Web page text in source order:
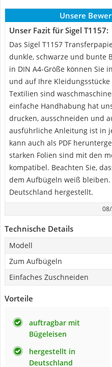
Unsere
Unser Fazit für Sigel T1157:
Das Sigel T1157
dunkle, schwarze und bunte
in DIN A4-Größe können Sie
und auf Ihre
Textilien sind
einfache Handhabung hat
drucken, ausschneiden und
ausführliche Anleitung ist in
kann auch als PDF
starken Folien sind mit den
kompatibel. Beachten Sie,
dem Aufbügeln weiß
Deutschland hergestellt.
Technische Details
Modell
Zum Aufbügeln
Einfaches Zuschneiden
Vorteile
auftragbar mit
Bügeleisen
hergestellt in
Deutschland